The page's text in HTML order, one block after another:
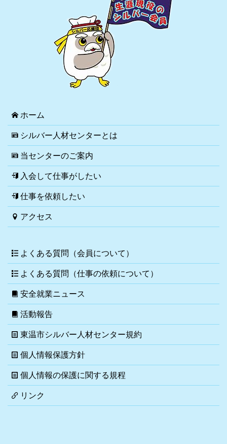
ホーム
シルバー人材センターとは
当センターのご案内
入会して仕事がしたい
仕事を依頼したい
アクセス
よくある質問（会員について）
よくある質問（仕事の依頼について）
安全就業ニュース
活動報告
東温市シルバー人材センター規約
個人情報保護方針
個人情報の保護に関する規程
リンク